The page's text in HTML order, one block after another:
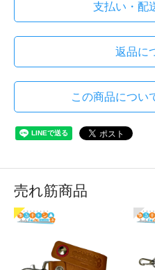
支払い・配
返品に
この商品につい
売れ筋商品